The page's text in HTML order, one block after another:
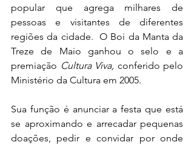
popular que agrega milhares de
pessoas e visitantes de diferentes
regiões da cidade.  O Boi da Manta da
Treze de Maio ganhou o selo e a
premiação Cultura Viva, conferido pelo
Ministério da Cultura em 2005.
Sua função é anunciar a festa que está
se aproximando e arrecadar pequenas
doações, pedir e convidar por onde